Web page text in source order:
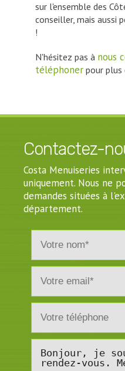
sur l'ensemble des
conseiller, mais aussi
!
N'hésitez pas à nous
téléphoner pour
Contactez-
Costa Menuiseries
uniquement. Nous ne
demandes situées à
département.